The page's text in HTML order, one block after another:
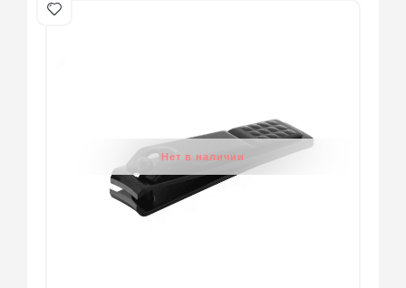
Нет в наличии